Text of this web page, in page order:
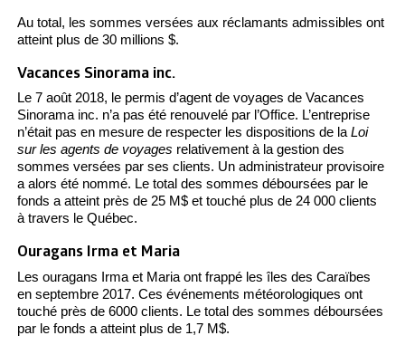
Au total, les sommes versées aux réclamants admissibles ont
atteint plus de 30 millions $.
Vacances Sinorama inc.
Le 7 août 2018, le permis d’agent de voyages de Vacances
Sinorama inc. n’a pas été renouvelé par l’Office. L’entreprise
n’était pas en mesure de respecter les dispositions de la Loi
sur les agents de voyages relativement à la gestion des
sommes versées par ses clients. Un administrateur provisoire
a alors été nommé. Le total des sommes déboursées par le
fonds a atteint près de 25 M$ et touché plus de 24 000 clients
à travers le Québec.
Ouragans Irma et Maria
Les ouragans Irma et Maria ont frappé les îles des Caraïbes
en septembre 2017. Ces événements météorologiques ont
touché près de 6000 clients. Le total des sommes déboursées
par le fonds a atteint plus de 1,7 M$.